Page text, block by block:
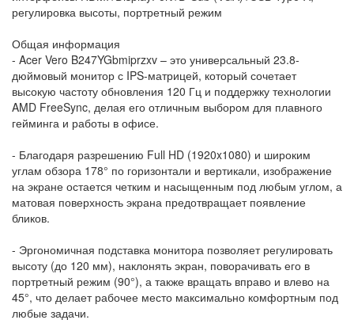
регулировка высоты, портретный режим
Общая информация
- Acer Vero B247YGbmiprzxv – это универсальный 23.8-
дюймовый монитор с IPS-матрицей, который сочетает
высокую частоту обновления 120 Гц и поддержку технологии
AMD FreeSync, делая его отличным выбором для плавного
гейминга и работы в офисе.
- Благодаря разрешению Full HD (1920x1080) и широким
углам обзора 178° по горизонтали и вертикали, изображение
на экране остается четким и насыщенным под любым углом, а
матовая поверхность экрана предотвращает появление
бликов.
- Эргономичная подставка монитора позволяет регулировать
высоту (до 120 мм), наклонять экран, поворачивать его в
портретный режим (90°), а также вращать вправо и влево на
45°, что делает рабочее место максимально комфортным под
любые задачи.